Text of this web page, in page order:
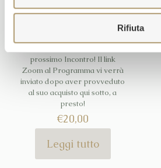
Rifiuta
Incontro di Giovedì 2 Luglio
prossimo Incontro! Il link
Zoom al Programma vi verrà
inviato dopo aver provveduto
al suo acquisto qui sotto, a
presto!
€20,00
Leggi tutto